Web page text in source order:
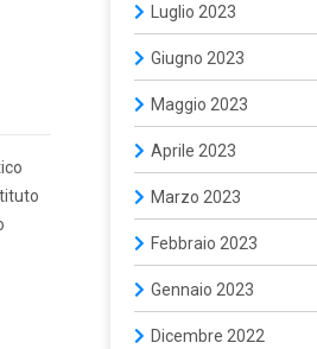
Luglio 2023
Giugno 2023
Maggio 2023
Aprile 2023
Marzo 2023
Febbraio 2023
Gennaio 2023
Dicembre 2022